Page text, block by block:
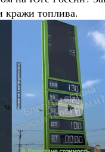
кражи топлива.